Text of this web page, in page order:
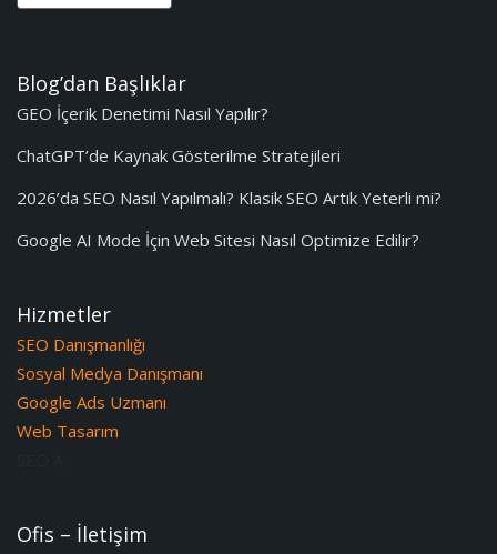
Blog’dan Başlıklar
GEO İçerik Denetimi Nasıl Yapılır?
ChatGPT’de Kaynak Gösterilme Stratejileri
2026’da SEO Nasıl Yapılmalı? Klasik SEO Artık Yeterli mi?
Google AI Mode İçin Web Sitesi Nasıl Optimize Edilir?
Hizmetler
SEO Danışmanlığı
Sosyal Medya Danışmanı
Google Ads Uzmanı
Web Tasarım
Ofis – İletişim